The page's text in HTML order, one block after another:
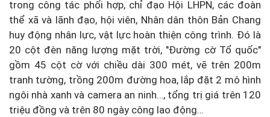
trong công tác phối hợp, chỉ đạo Hội LHPN, các đoàn
thể xã và lãnh đạo, hội viên, Nhân dân thôn Bản Chang
huy động nhân lực, vật lực hoàn thiện công trình. Đó là
20 cột đèn năng lượng mặt trời, "Đường cờ Tổ quốc"
gồm 45 cột cờ với chiều dài 300 mét, vẽ trên 200m
tranh tường, trồng 200m đường hoa, lắp đặt 2 mô hình
ngôi nhà xanh và camera an ninh…, tổng trị giá trên 120
triệu đồng và trên 80 ngày công lao động…